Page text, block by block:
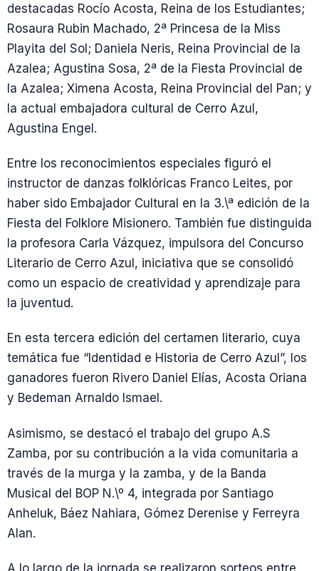
destacadas Rocío Acosta, Reina de los Estudiantes;
Rosaura Rubin Machado, 2ª Princesa de la Miss
Playita del Sol; Daniela Neris, Reina Provincial de la
Azalea; Agustina Sosa, 2ª de la Fiesta Provincial de
la Azalea; Ximena Acosta, Reina Provincial del Pan; y
la actual embajadora cultural de Cerro Azul,
Agustina Engel.
Entre los reconocimientos especiales figuró el
instructor de danzas folklóricas Franco Leites, por
haber sido Embajador Cultural en la 3.\ª edición de la
Fiesta del Folklore Misionero. También fue distinguida
la profesora Carla Vázquez, impulsora del Concurso
Literario de Cerro Azul, iniciativa que se consolidó
como un espacio de creatividad y aprendizaje para
la juventud.
En esta tercera edición del certamen literario, cuya
temática fue “Identidad e Historia de Cerro Azul”, los
ganadores fueron Rivero Daniel Elías, Acosta Oriana
y Bedeman Arnaldo Ismael.
Asimismo, se destacó el trabajo del grupo A.S
Zamba, por su contribución a la vida comunitaria a
través de la murga y la zamba, y de la Banda
Musical del BOP N.\º 4, integrada por Santiago
Anheluk, Báez Nahiara, Gómez Derenise y Ferreyra
Alan.
A lo largo de la jornada se realizaron sorteos entre